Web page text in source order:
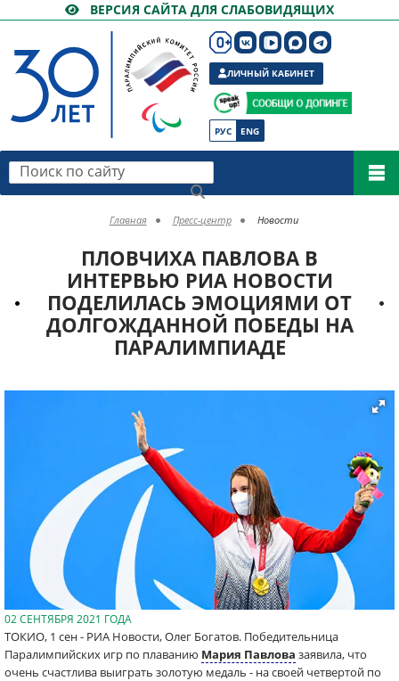
ВЕРСИЯ САЙТА ДЛЯ СЛАБОВИДЯЩИХ
РУС ENG
ЛИЧНЫЙ КАБИНЕТ
Поиск по сайту
Главная Пресс-центр Новости
ПЛОВЧИХА ПАВЛОВА В
ИНТЕРВЬЮ РИА НОВОСТИ
ПОДЕЛИЛАСЬ ЭМОЦИЯМИ ОТ
ДОЛГОЖДАННОЙ ПОБЕДЫ НА
ПАРАЛИМПИАДЕ
02 СЕНТЯБРЯ 2021 ГОДА
ТОКИО, 1 сен - РИА Новости, Олег Богатов. Победительница
Паралимпийских игр по плаванию Мария Павлова заявила, что
очень счастлива выиграть золотую медаль - на своей четвертой по